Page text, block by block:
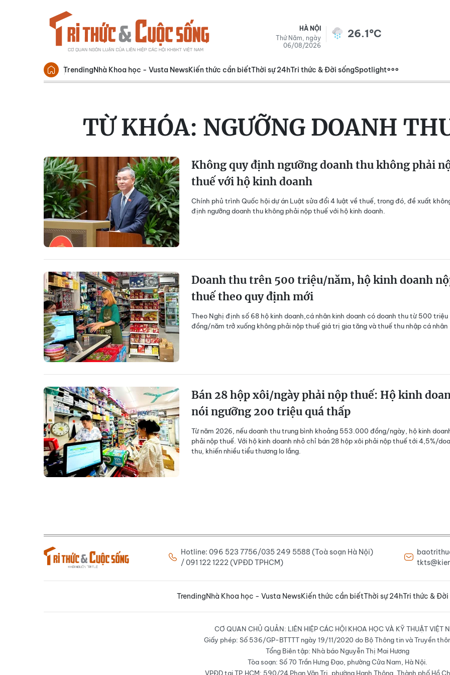
HÀ NỘI
Thứ Năm, ngày
06/08/2026
26.1°C
TrendingNhà Khoa học - Vusta NewsKiến thức cần biếtThời sự 24hTri thức & Đời sốngSpotlight
TỪ KHÓA: NGƯỠNG DOANH
Không quy định ngưỡng doanh thu không phải
thuế với hộ kinh doanh
Chính phủ trình Quốc hội dự án Luật sửa đổi 4 luật về thuế, trong đó, đề xuất
định ngưỡng doanh thu không phải nộp thuế với hộ kinh doanh.
Doanh thu trên 500 triệu/năm, hộ kinh doanh
thuế theo quy định mới
Theo Nghị định số 68 hộ kinh doanh,cá nhân kinh doanh có doanh thu từ 500 triệu
đồng/năm trở xuống không phải nộp thuế giá trị gia tăng và thuế thu nhập cá nhân
Bán 28 hộp xôi/ngày phải nộp thuế: Hộ kinh
nói ngưỡng 200 triệu quá thấp
Từ năm 2026, nếu doanh thu trung bình khoảng 553.000 đồng/ngày, hộ kinh
phải nộp thuế. Với hộ kinh doanh nhỏ chỉ bán 28 hộp xôi phải nộp thuế tới 4,5%/
thu, khiến nhiều tiểu thương lo lắng.
Hotline: 096 523 7756/035 249 5588 (Toà soạn Hà Nội)
/ 091 122 1222 (VPĐD TPHCM)
TrendingNhà Khoa học - Vusta NewsKiến thức cần biếtThời sự 24hTri thức & Đời
CƠ QUAN CHỦ QUẢN: LIÊN HIỆP CÁC HỘI KHOA HỌC VÀ KỸ THUẬT VIỆT
Giấy phép: Số 536/GP-BTTTT ngày 19/11/2020 do Bộ Thông tin và Truyền
Tổng Biên tập: Nhà báo Nguyễn Thị Mai Hương
Tòa soạn: Số 70 Trần Hưng Đạo, phường Cửa Nam, Hà Nội.
VPĐD tại TP.HCM: 590/24 Phan Văn Trị, phường Hạnh Thông, Thành phố Hồ